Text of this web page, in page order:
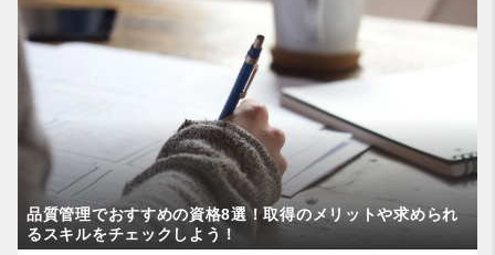
品質管理でおすすめの資格8選！取得のメリットや求められ
るスキルをチェックしよう！